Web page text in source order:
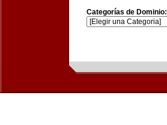
Categorías de Dominio: